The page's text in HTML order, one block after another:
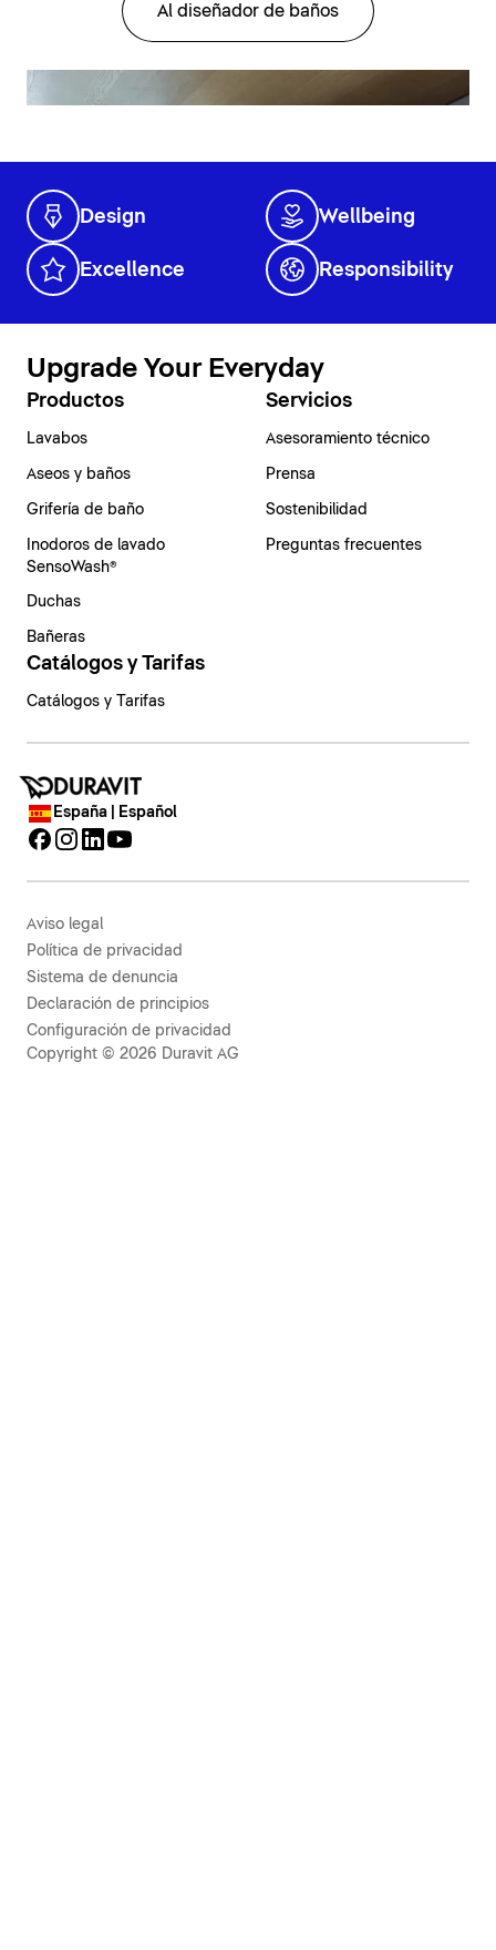
Al diseñador de baños
Design Wellbeing
Excellence Responsibility
Upgrade Your Everyday
Productos
Lavabos
Aseos y baños
Grifería de baño
Inodoros de lavado
SensoWash®
Duchas
Bañeras
Servicios
Asesoramiento técnico
Prensa
Sostenibilidad
Preguntas frecuentes
Catálogos y Tarifas
Catálogos y Tarifas
España | Español
Aviso legal
Política de privacidad
Sistema de denuncia
Declaración de principios
Configuración de privacidad
Copyright © 2026 Duravit AG